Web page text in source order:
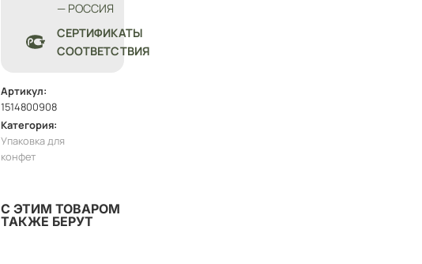
— РОССИЯ
СЕРТИФИКАТЫ
СООТВЕТСТВИЯ
Артикул:
1514800908
Категория:
Упаковка для
конфет
С ЭТИМ ТОВАРОМ
ТАКЖЕ БЕРУТ